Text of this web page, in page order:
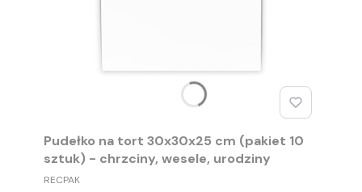
Pudełko na tort 30x30x25 cm (pakiet 10
sztuk) - chrzciny, wesele, urodziny
PRODUCENT
RECPAK